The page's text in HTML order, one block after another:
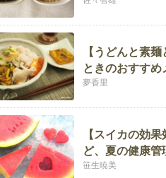
【うどんと素
ときのおすすめ
夢香里
【スイカの効
ど、夏の健康管
笹生暁美